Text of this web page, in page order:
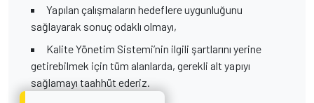
Yapılan çalışmaların hedeflere uygunluğunu
sağlayarak sonuç odaklı olmayı,
Kalite Yönetim Sistemi’nin ilgili şartlarını yerine
getirebilmek için tüm alanlarda, gerekli alt yapıyı
sağlamayı taahhüt ederiz.